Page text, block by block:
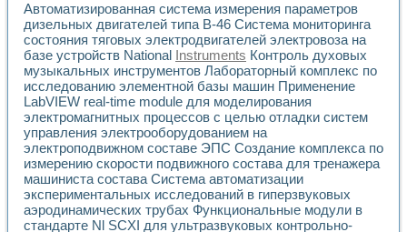
Учебный практикум "Спектральный и корреляционный
Учебный стенд для исследования принципа действия
Оборудование и программное обеспечение учебных
Виртуальный лабораторный практикум для изучения
Управление роботом ТУР-10 средствами LabVIEW
Аппаратно-программный комплекс для исследования
Автоматизированный дистанционный лабораторный
Исследование возможности реставрации одномерных
Использование технологий NATIONAL INSTRUMENTS в
Разработка модификаций алгоритма полигармонической
Учебный стенд для исследования принципа действия
Виртуальная система поддержки принимаемых решений в
Преемственность дисциплин «Моделирование систем» и
Автоматизированная система измерения параметров
дизельных двигателей типа В-46 Система мониторинга
состояния тяговых электродвигателей электровоза на
базе устройств National Instruments Контроль духовых
музыкальных инструментов Лабораторный комплекс по
исследованию элементной базы машин Применение
LabVIEW real-time module для моделирования
электромагнитных процессов с целью отладки систем
управления электрооборудованием на
электроподвижном составе ЭПС Создание комплекса по
измерению скорости подвижного состава для тренажера
машиниста состава Система автоматизации
экспериментальных исследований в гиперзвуковых
аэродинамических трубах Функциональные модули в
стандарте Nl SCXI для ультразвуковых контрольно-